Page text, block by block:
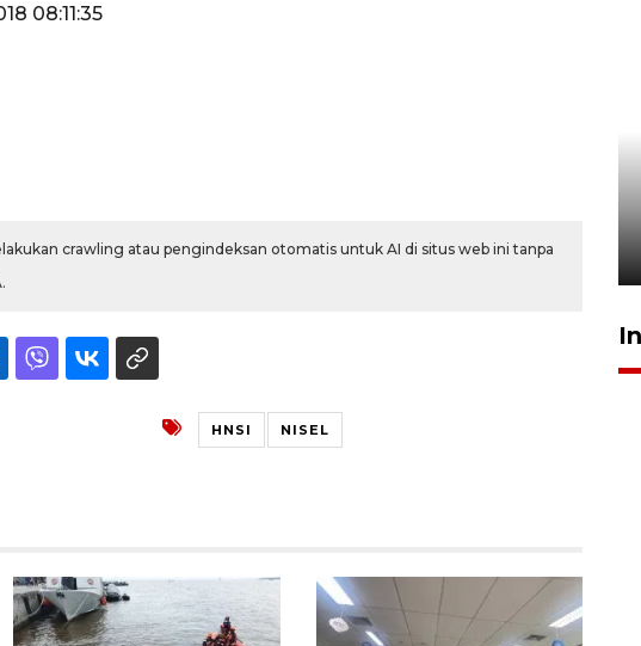
08:11:35
crawling atau pengindeksan otomatis untuk AI di situs web ini tanpa
HNSI NISEL
27 Juli 2026 20:00